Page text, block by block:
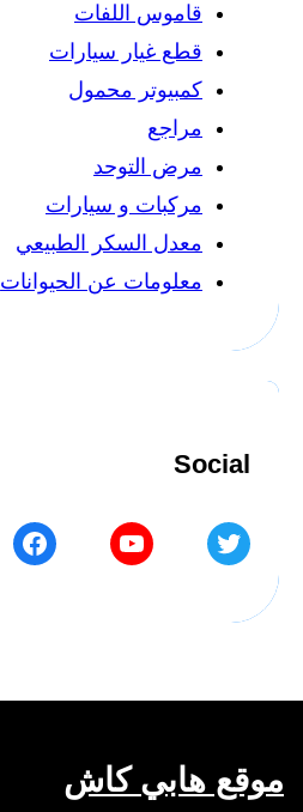
قاموس اللفات
قطع غيار سيارات
كمبيوتر محمول
مراجع
مرض التوحد
مركبات و سيارات
معدل السكر الطبيعي
معلومات عن الحيوانات
Social
Twitter
YouTube
Facebook
موقع هابي كاش